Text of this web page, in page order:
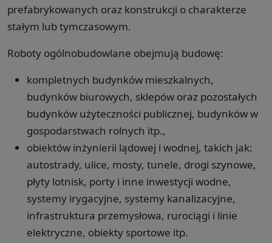
prefabrykowanych oraz konstrukcji o charakterze
stałym lub tymczasowym.
Roboty ogólnobudowlane obejmują budowę:
kompletnych budynków mieszkalnych,
budynków biurowych, sklepów oraz pozostałych
budynków użyteczności publicznej, budynków w
gospodarstwach rolnych itp.,
obiektów inżynierii lądowej i wodnej, takich jak:
autostrady, ulice, mosty, tunele, drogi szynowe,
płyty lotnisk, porty i inne inwestycji wodne,
systemy irygacyjne, systemy kanalizacyjne,
infrastruktura przemysłowa, rurociągi i linie
elektryczne, obiekty sportowe itp.